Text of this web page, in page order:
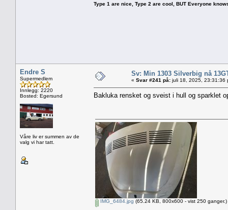
Type 1 are nice, Type 2 are cool, BUT Everyone
Endre S
Supermedlem
Innlegg: 2220
Bosted: Egersund
Våre liv er summen av de
valg vi har tatt.
Sv: Min 1303 Silverbig nå
« Svar #241 på: juli 18, 2025, 23:31:36
Bakluka rensket og sveist i hull og sparklet
IMG_6484.jpg (65.24 KB, 800x600 - vist 250 ganger.)